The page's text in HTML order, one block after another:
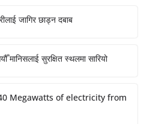
जागिर छाड्न दबाब
सुरक्षित स्थलमा सारियो
Megawatts of electricity from